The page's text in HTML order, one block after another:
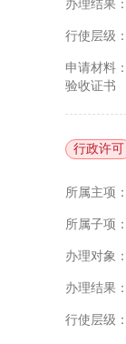
办理结果：
行使层级：
申请材料
验收证书
行政许可
所属主项：
所属子项：
办理对象：
办理结果：
行使层级：